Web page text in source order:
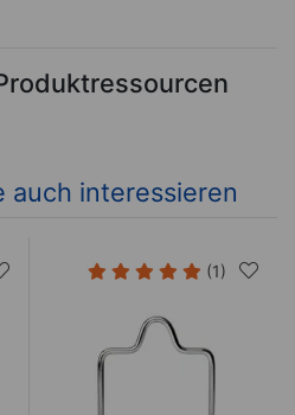
auch interessieren
(1)